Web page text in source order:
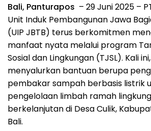
Bali, Panturapos – 29 Juni 2025 –
Unit Induk Pembangunan Jawa
(UIP JBTB) terus berkomitmen
manfaat nyata melalui program
Sosial dan Lingkungan (TJSL). Kali ini,
menyalurkan bantuan berupa
pembakar sampah berbasis listrik
pengelolaan limbah ramah
berkelanjutan di Desa Culik,
Bali.